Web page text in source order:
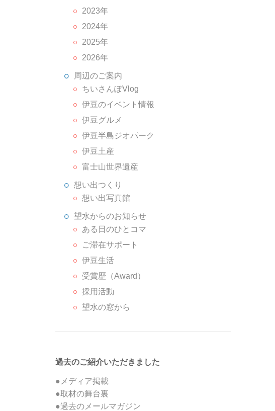
2023年
2024年
2025年
2026年
周辺のご案内
ちいさんぽVlog
伊豆のイベント情報
伊豆グルメ
伊豆半島ジオパーク
伊豆土産
富士山世界遺産
想い出つくり
想い出写真館
望水からのお知らせ
ある日のひとコマ
ご滞在サポート
伊豆生活
受賞歴（Award）
採用活動
望水の窓から
過去のご紹介いただきました
●メディア掲載
●取材の舞台裏
●過去のメールマガジン